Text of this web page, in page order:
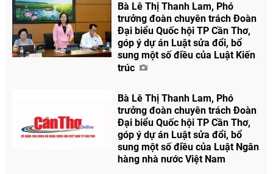
Bà Lê Thị Thanh Lam, Phó
trưởng đoàn chuyên trách Đoàn
Đại biểu Quốc hội TP Cần Thơ,
góp ý dự án Luật sửa đổi, bổ
sung một số điều của Luật Kiến
trúc
Bà Lê Thị Thanh Lam, Phó
trưởng đoàn chuyên trách Đoàn
Đại biểu Quốc hội TP Cần Thơ,
góp ý dự án Luật sửa đổi, bổ
sung một số điều của Luật Ngân
hàng nhà nước Việt Nam